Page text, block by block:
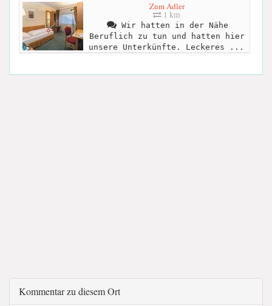
Zum Adler
1 km
Wir hatten in der Nähe
Beruflich zu tun und hatten hier
unsere Unterkünfte. Leckeres ...
Kommentar zu diesem Ort